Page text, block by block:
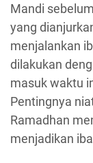
Mandi
yang
menjalankan
dilakukan
masuk waktu
Pentingnya
Ramadhan
menjadikan